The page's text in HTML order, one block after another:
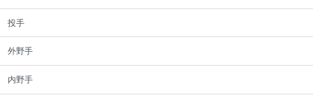
投手
外野手
内野手